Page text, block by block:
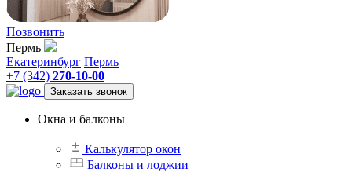
Позвонить
Пермь
Екатеринбург Пермь
+7 (342) 270-10-00
Заказать звонок
Окна и балконы
Калькулятор окон
Балконы и лоджии